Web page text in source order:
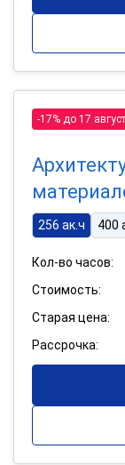
-17% до 17
256 ак.ч 400
Кол-во часов:
Стоимость:
Старая цена:
Рассрочка: